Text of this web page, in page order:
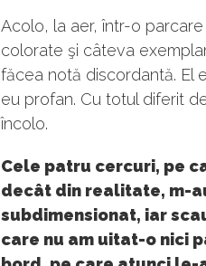
Acolo, la aer, într-o
colorate şi câteva
făcea notă discordantă. El
eu profan. Cu totul diferit
încolo.
Cele patru cercuri, pe
decât din realitate, m-
subdimensionat, iar
care nu am uitat-o nici